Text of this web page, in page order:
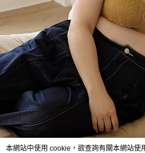
本網站中使用 cookie，欲查詢有關本網站使